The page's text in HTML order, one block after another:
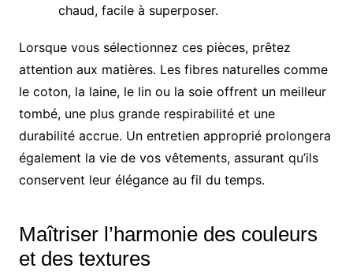
chaud, facile à superposer.
Lorsque vous sélectionnez ces pièces, prêtez
attention aux matières. Les fibres naturelles comme
le coton, la laine, le lin ou la soie offrent un meilleur
tombé, une plus grande respirabilité et une
durabilité accrue. Un entretien approprié prolongera
également la vie de vos vêtements, assurant qu’ils
conservent leur élégance au fil du temps.
Maîtriser l’harmonie des couleurs
et des textures